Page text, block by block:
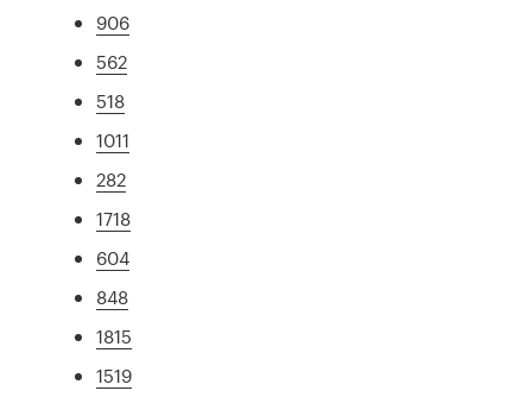
906
562
518
1011
282
1718
604
848
1815
1519